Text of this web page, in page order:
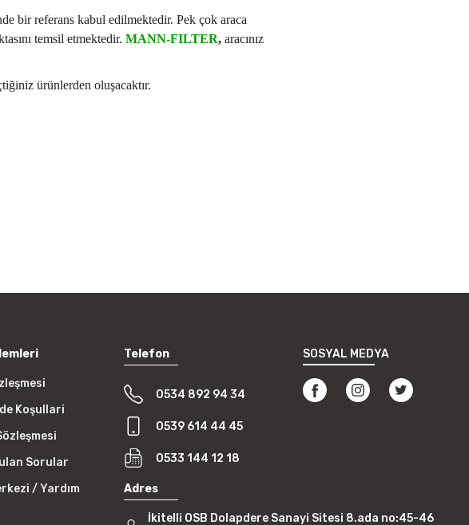
bir referans kabul edilmektedir. Pek çok araca
temsil etmektedir. MANN-FILTER, aracınız
ürünlerden oluşacaktır.
Koşullari
Sorular
/ Yardım
Telefon
0534 892 94 34
0539 614 44 45
0533 144 12 18
SOSYAL MEDYA
Adres
İkitelli OSB Dolapdere Sanayi Sitesi 8.ada no:45-46